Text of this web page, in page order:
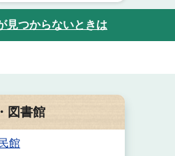
見つからないときは
図書館
館